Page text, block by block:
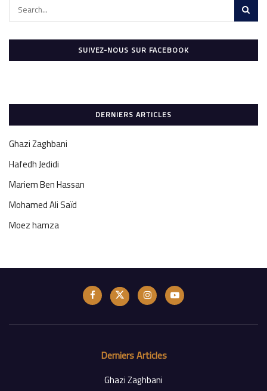
SUIVEZ-NOUS SUR FACEBOOK
DERNIERS ARTICLES
Ghazi Zaghbani
Hafedh Jedidi
Mariem Ben Hassan
Mohamed Ali Saïd
Moez hamza
Derniers Articles
Ghazi Zaghbani